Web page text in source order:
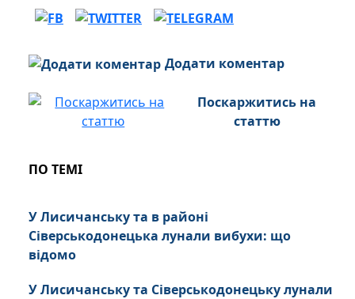
Додати коментар
Поскаржитись на
статтю
ПО ТЕМІ
У Лисичанську та в районі
Сіверськодонецька лунали вибухи: що
відомо
У Лисичанську та Сіверськодонецьку лунали